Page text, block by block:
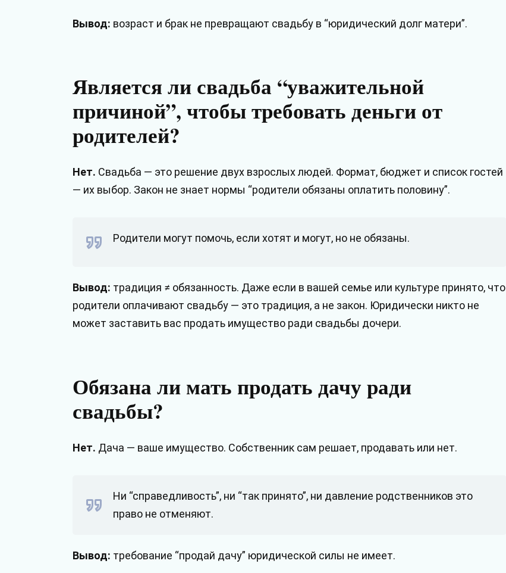
Вывод: возраст и брак не превращают свадьбу в “юридический долг матери”.
Является ли свадьба “уважительной
причиной”, чтобы требовать деньги от
родителей?
Нет. Свадьба — это решение двух взрослых людей. Формат, бюджет и список гостей
— их выбор. Закон не знает нормы “родители обязаны оплатить половину”.
Родители могут помочь, если хотят и могут, но не обязаны.
Вывод: традиция ≠ обязанность. Даже если в вашей семье или культуре принято, что
родители оплачивают свадьбу — это традиция, а не закон. Юридически никто не
может заставить вас продать имущество ради свадьбы дочери.
Обязана ли мать продать дачу ради
свадьбы?
Нет. Дача — ваше имущество. Собственник сам решает, продавать или нет.
Ни “справедливость”, ни “так принято”, ни давление родственников это
право не отменяют.
Вывод: требование “продай дачу” юридической силы не имеет.